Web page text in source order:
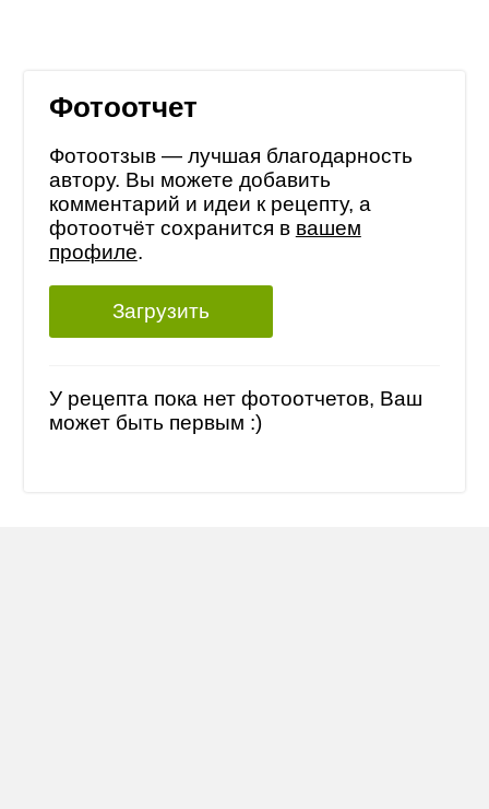
Фотоотчет
Фотоотзыв — лучшая благодарность
автору. Вы можете добавить
комментарий и идеи к рецепту, а
фотоотчёт сохранится в вашем
профиле.
Загрузить
У рецепта пока нет фотоотчетов, Ваш
может быть первым :)